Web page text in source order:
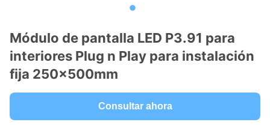
Módulo de pantalla LED P3.91 para
interiores Plug n Play para instalación
fija 250x500mm
Consultar ahora